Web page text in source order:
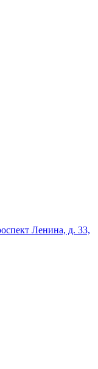
Ленина, д. 33,